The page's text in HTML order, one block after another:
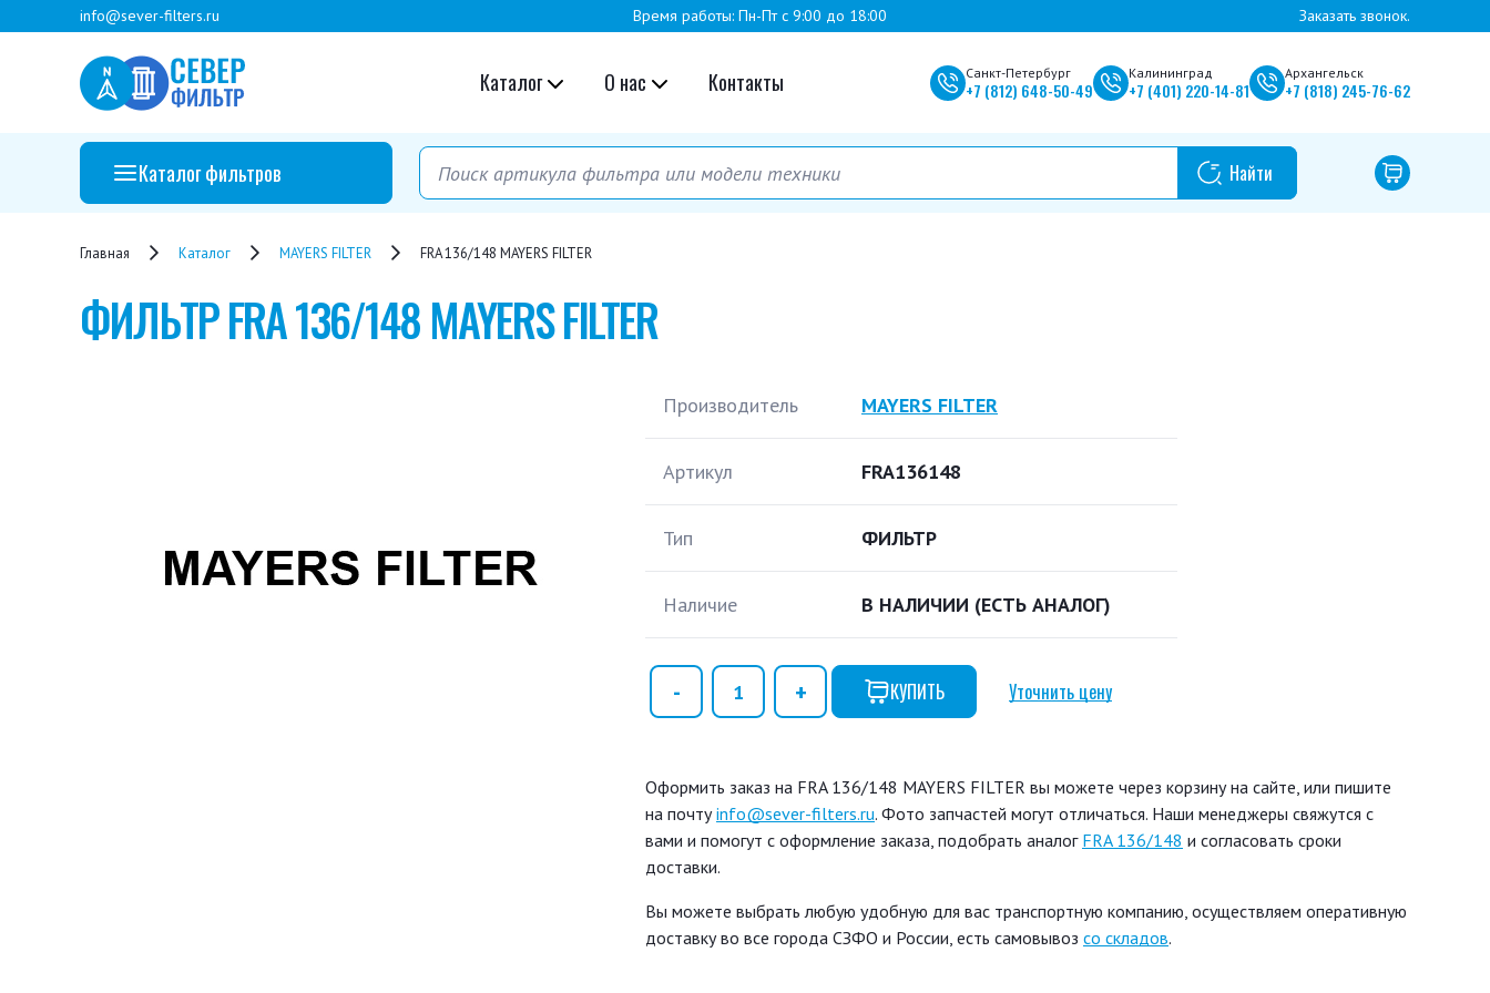
info@sever-filters.ru Время работы: Пн-Пт с 9:00 до 18:00 Заказать звонок.
Каталог О нас Контакты Санкт-Петербург
+7 (812) 648-50-49
Калининград
+7 (401) 220-14-81
Архангельск
+7 (818) 245-76-62
Каталог фильтров
Главная Каталог MAYERS FILTER FRA 136/148 MAYERS FILTER
ФИЛЬТРFRA 136/148 MAYERS FILTER
Производитель MAYERS FILTER
Артикул FRA136148
Тип ФИЛЬТР
Наличие В НАЛИЧИИ (ЕСТЬ АНАЛОГ)
КУПИТЬ Уточнить цену
Оформить заказ на FRA 136/148 MAYERS FILTER вы можете через корзину на сайте, или пишите
на почтуinfo@sever-filters.ru. Фото запчастей могут отличаться. Наши менеджеры свяжутся с
вами и помогут с оформление заказа, подобрать аналог FRA 136/148 и согласовать сроки
доставки.
Вы можете выбрать любую удобную для вас транспортную компанию, осуществляем оперативную
доставку во все города СЗФО и России, есть самовывоз со складов.